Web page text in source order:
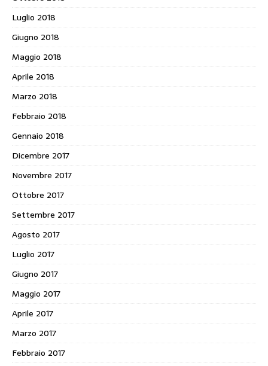
Luglio 2018
Giugno 2018
Maggio 2018
Aprile 2018
Marzo 2018
Febbraio 2018
Gennaio 2018
Dicembre 2017
Novembre 2017
Ottobre 2017
Settembre 2017
Agosto 2017
Luglio 2017
Giugno 2017
Maggio 2017
Aprile 2017
Marzo 2017
Febbraio 2017